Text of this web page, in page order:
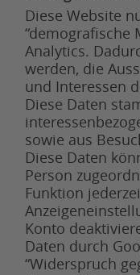
Diese Website
“demografische
Analytics.
werden, die
und Interessen
Diese Daten
sowie aus
Diese Daten
Person
Funktion
Konto
Daten durch
“Widerspruch